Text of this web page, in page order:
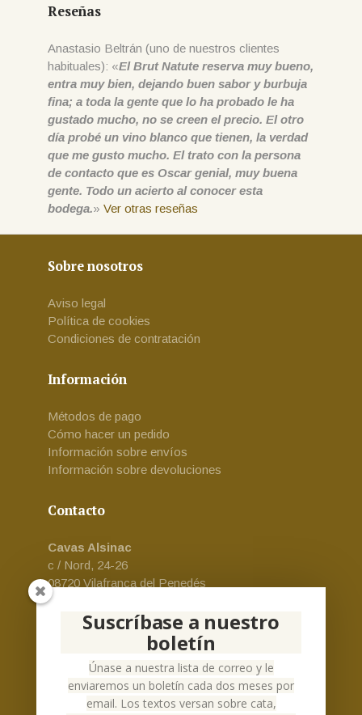
Reseñas
Anastasio Beltrán (uno de nuestros clientes
habituales): «El Brut Natute reserva muy bueno,
entra muy bien, dejando buen sabor y burbuja
fina; a toda la gente que lo ha probado le ha
gustado mucho, no se creen el precio. El otro
día probé un vino blanco que tienen, la verdad
que me gusto mucho. El trato con la persona
de contacto que es Oscar genial, muy buena
gente. Todo un acierto al conocer esta
bodega.» Ver otras reseñas
Sobre nosotros
Aviso legal
Política de cookies
Condiciones de contratación
Información
Métodos de pago
Cómo hacer un pedido
Información sobre envíos
Información sobre devoluciones
Contacto
Cavas Alsinac
c / Nord, 24-26
08720 Vilafranca del Penedés
Email:
Teléfono:+34 930 24 73 69
Español
Suscríbase a nuestro
boletín
Únase a nuestra lista de correo y le
enviaremos un boletín cada dos meses por
email. Los textos versan sobre cata,